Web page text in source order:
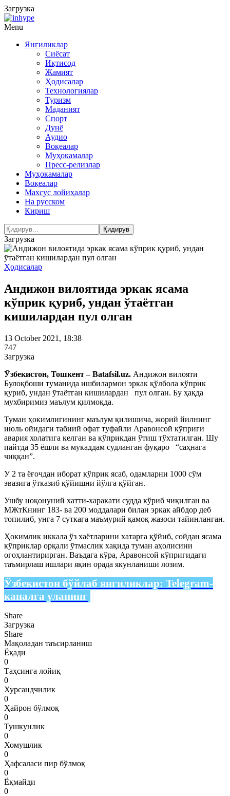
Загрузка
Menu
Янгиликлар
Сиёсат
Иқтисод
Жамият
Ҳодисалар
Технологиялар
Туризм
Маданият
Спорт
Дунё
Аудио
Воқеалар
Муҳокамалар
Пресс-релизлар
Муҳокамалар
Воқеалар
Махсус лойиҳалар
На русском
Кириш
Загрузка
Ҳодисалар
Андижон вилоятида эркак ясама
кўприк қуриб, ундан ўтаётган
кишилардан пул олган
13 October 2021, 18:38
747
Загрузка
Ўзбекистон, Тошкент – Batafsil.uz. Андижон вилояти
Булоқбоши туманида ишбилармон эркак қўлбола кўприк
қуриб, ундан ўтаётган кишилардан пул олган. Бу ҳақда
мухбиримиз маълум қилмоқда.
Туман ҳокимлигининг маълум қилишича, жорий йилнинг
июль ойидаги табиий офат туфайли Аравонсой кўприги
авария холатига келган ва кўприкдан ўтиш тўхтатилган. Шу
пайтда 35 ёшли ва мукаддам судланган фуқаро “саҳнага
чиққан”.
У 2 та ёғочдан иборат кўприк ясаб, одамларни 1000 сўм
эвазига ўтказиб қўйишни йўлга қўйган.
Ушбу ноқонуний хатти-харакати судда кўриб чиқилган ва
МЖтКнинг 183- ва 200 моддалари билан эркак айбдор деб
топилиб, унга 7 суткага маъмурий қамоқ жазоси тайинланган.
Ҳокимлик иккала ўз хаётларини хатарга қўйиб, сойдан ясама
кўприклар орқали ўтмаслик хақида туман аҳолисини
огоҳлантирирган. Ваъдага кўра, Аравонсой кўпригидаги
таъмирлаш ишлари яқин орада якунланиши лозим.
Ўзбекистон бўйлаб янгиликлар: Telegram-
каналга уланинг
Share
Загрузка
Share
Мақоладан таъсирланиш
Ёқади
0
Таҳсинга лойиқ
0
Хурсандчилик
0
Ҳайрон бўлмоқ
0
Тушкунлик
0
Хомушлик
0
Ҳафсаласи пир бўлмоқ
0
Ёқмайди
0